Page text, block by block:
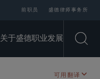
前职员 盛德律师事务所
关于盛德职业发展
可用翻译